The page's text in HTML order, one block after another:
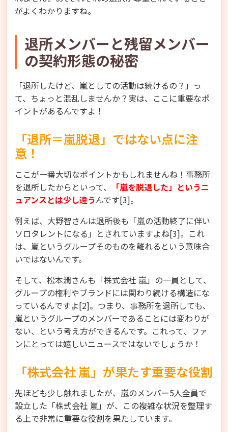
がよくわかりますね。
退所メンバーと残留メンバー
の契約形態の秘密
「退所したけど、嵐としての活動は続けるの？」っ
て、ちょっと混乱しませんか？実は、ここに重要なポ
イントがあるんですよ！
「退所＝嵐脱退」ではない点に注
意！
ここが一番大切なポイントかもしれませんね！事務所
を退所したからといって、
「嵐を脱退した」というニ
ュアンスとは少し違うんです[3]。
例えば、大野智さんは退所後も「嵐の活動終了に伴い
ソロタレントになる」とされていますよね[3]。これ
は、嵐というグループそのものを離れるという意味合
いではないんです。
そして、松本潤さんも「株式会社 嵐」の一員として、
グループの権利やブランドには関わり続ける構造にな
っているんですよ[2]。つまり、事務所を退所しても、
嵐というグループのメンバーであることには変わりが
ない、という考え方ができるんです。これって、ファ
ンにとっては嬉しいニュースではないでしょうか！
「株式会社 嵐」が果たす重要な役割
先ほども少し触れましたが、嵐のメンバー5人全員で
設立した「株式会社 嵐」が、この複雑な状況を整理す
る上で非常に重要な役割を果たしています。